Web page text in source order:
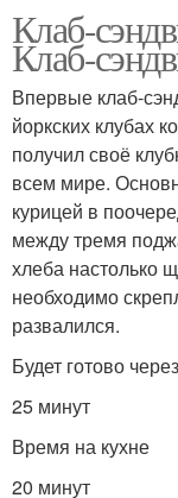
Клаб-
Клаб-
Впервые клаб-
йоркских клубах
получил своё
всем мире.
курицей в
между тремя
хлеба настолько
необходимо
развалился.
Будет готово через
25 минут
Время на кухне
20 минут